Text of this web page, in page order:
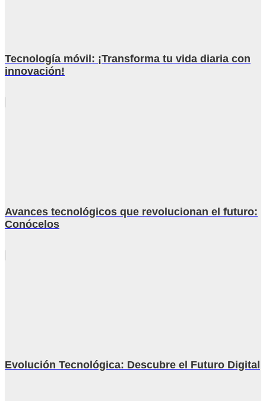
Tecnología móvil: ¡Transforma tu vida diaria con
innovación!
Avances tecnológicos que revolucionan el futuro:
Conócelos
Evolución Tecnológica: Descubre el Futuro Digital